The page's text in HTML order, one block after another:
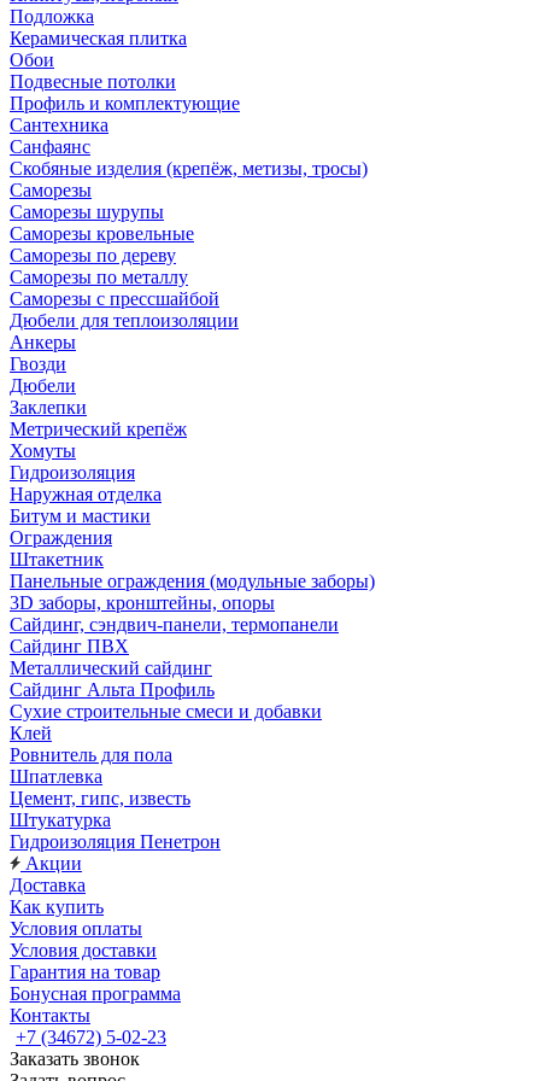
Подложка
Керамическая плитка
Обои
Подвесные потолки
Профиль и комплектующие
Сантехника
Санфаянс
Скобяные изделия (крепёж, метизы, тросы)
Саморезы
Саморезы шурупы
Саморезы кровельные
Саморезы по дереву
Саморезы по металлу
Саморезы с прессшайбой
Дюбели для теплоизоляции
Анкеры
Гвозди
Дюбели
Заклепки
Метрический крепёж
Хомуты
Гидроизоляция
Наружная отделка
Битум и мастики
Ограждения
Штакетник
Панельные ограждения (модульные заборы)
3D заборы, кронштейны, опоры
Cайдинг, сэндвич-панели, термопанели
Сайдинг ПВХ
Металлический сайдинг
Сайдинг Альта Профиль
Сухие строительные смеси и добавки
Клей
Ровнитель для пола
Шпатлевка
Цемент, гипс, известь
Штукатурка
Гидроизоляция Пенетрон
Акции
Доставка
Как купить
Условия оплаты
Условия доставки
Гарантия на товар
Бонусная программа
Контакты
+7 (34672) 5-02-23
Заказать звонок